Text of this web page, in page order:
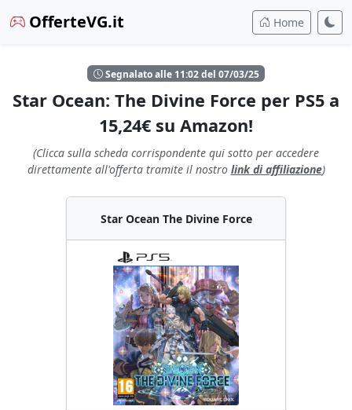
OfferteVG.it Home
Segnalato alle 11:02 del 07/03/25
Star Ocean: The Divine Force per PS5 a
15,24€ su Amazon!
(Clicca sulla scheda corrispondente qui sotto per accedere
direttamente all'offerta tramite il nostro link di affiliazione)
Star Ocean The Divine Force